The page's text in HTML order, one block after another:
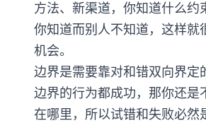
方法、新渠道，你知道什么约
你知道而别人不知道，这样就
机会。
边界是需要靠对和错双向界定
边界的行为都成功，那你还是
在哪里，所以试错和失败必然